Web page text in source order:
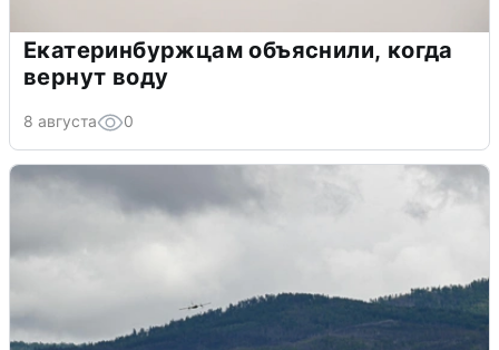
Екатеринбуржцам объяснили, когда
вернут воду
8 августа 0